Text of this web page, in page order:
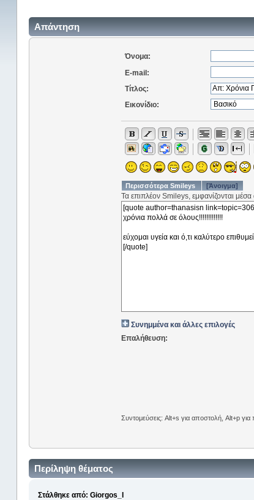
Απάντηση
Όνομα:
E-mail:
Τίτλος:
Εικονίδιο:
Περισσότερα Smileys [Άνοιγμα]
Τα επιπλέον Smileys, εμφανίζονται
Συνημμένα και άλλες επιλογές
Επαλήθευση:
Συντομεύσεις: Alt+s για αποστολή, Alt+p
Περίληψη θέματος
Στάλθηκε από: Giorgos_I